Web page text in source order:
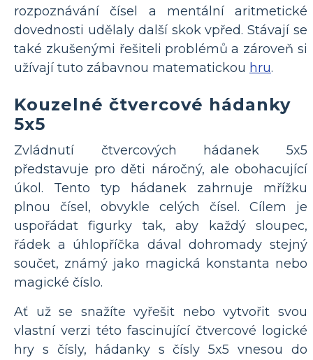
rozpoznávání čísel a mentální aritmetické
dovednosti udělaly další skok vpřed. Stávají se
také zkušenými řešiteli problémů a zároveň si
užívají tuto zábavnou matematickou hru.
Kouzelné čtvercové hádanky
5x5
Zvládnutí čtvercových hádanek 5x5
představuje pro děti náročný, ale obohacující
úkol. Tento typ hádanek zahrnuje mřížku
plnou čísel, obvykle celých čísel. Cílem je
uspořádat figurky tak, aby každý sloupec,
řádek a úhlopříčka dával dohromady stejný
součet, známý jako magická konstanta nebo
magické číslo.
Ať už se snažíte vyřešit nebo vytvořit svou
vlastní verzi této fascinující čtvercové logické
hry s čísly, hádanky s čísly 5x5 vnesou do